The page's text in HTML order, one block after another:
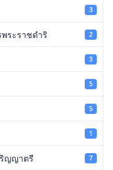
3
ระราชดำริ 2
3
5
5
1
ญญาตรี 7